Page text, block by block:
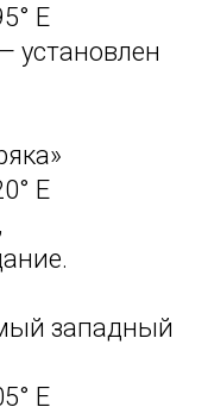
E
установлен
E
западный
E